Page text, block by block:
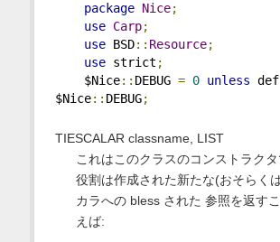
package Nice;
use Carp;
use BSD:: Resource;
use strict ;
$Nice:: DEBUG = 0 unless
$Nice:: DEBUG;
TIESCALAR classname, LIST
これはこのクラスのコンストラク
役割は作成された新たな(おそらく
カラへの bless された 参照を返す
えば: